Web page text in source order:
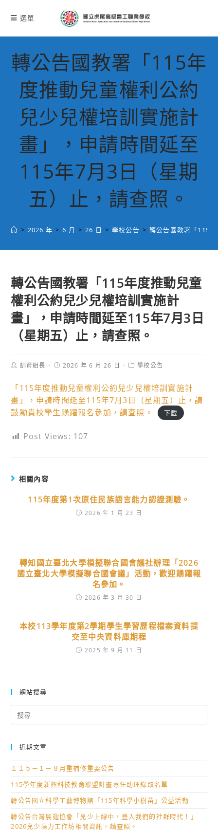
選單
轉公告國教署「115年
度推動兒童權利公約
兒少兒權培訓實施計
畫」，申請時間延至
115年7月3日（星期
五）止，請查照。
> 2026 年 > 6 月 > 26 日 > 學校公告 > 轉公告國教署「115
轉公告國教署「115年度推動兒童
權利公約兒少兒權培訓實施計
畫」，申請時間延至115年7月3日
（星期五）止，請查照。
Post訓育組長
Post2026 年 6 月 26 日
Post學校公告
「115年度推動兒童權利公約兒少兒權培訓實施計
畫」，申請時間延至115年7月3日（星期五）止，請
鼓勵貴校學生踴躍報名參加，請查照。
下載
Post Views: 107
相關內容
115年度第1次原住民族語言能力認證測驗。
2026 年 1 月 23 日
轉知國立臺北大學模擬聯合國會議社辦理「2026
國立臺北大學模擬聯合國會議」活動，歡迎踴躍報
名參加。
2026 年 3 月 30 日
本校113學年度第2學期學生學習歷程檔案資料提
交至中央資料庫期程
2025 年 9 月 11 日
網站搜尋
for:
近期文章
１１５－１－８月重補修重要公告
115學年度新興科技教育聯盟計畫專任助理錄取名單
轉公告國立科學工藝博物館「115年科學小樹苗」公益活動
轉公告台灣展翅協會「兒少上線中，登入我們的社群時代！」
2026兒少培力工作坊相關資訊，請查照。